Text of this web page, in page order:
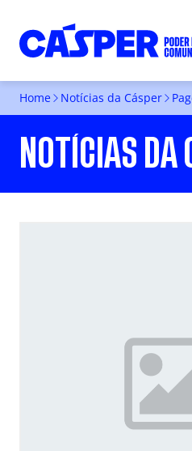
Home Notícias da Cásper
NOTÍCIAS DA